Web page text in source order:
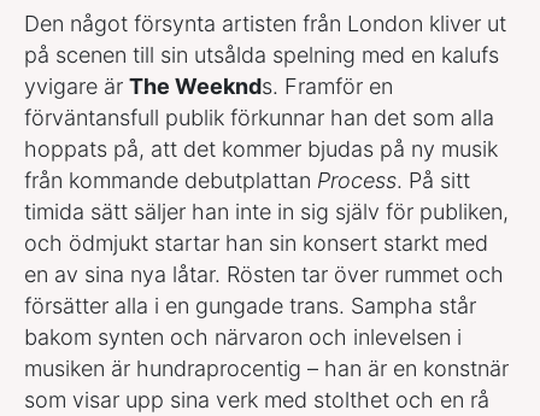
Den något försynta artisten från London kliver ut
på scenen till sin utsålda spelning med en kalufs
yvigare är The Weeknds. Framför en
förväntansfull publik förkunnar han det som alla
hoppats på, att det kommer bjudas på ny musik
från kommande debutplattan Process. På sitt
timida sätt säljer han inte in sig själv för publiken,
och ödmjukt startar han sin konsert starkt med
en av sina nya låtar. Rösten tar över rummet och
försätter alla i en gungade trans. Sampha står
bakom synten och närvaron och inlevelsen i
musiken är hundraprocentig – han är en konstnär
som visar upp sina verk med stolthet och en rå